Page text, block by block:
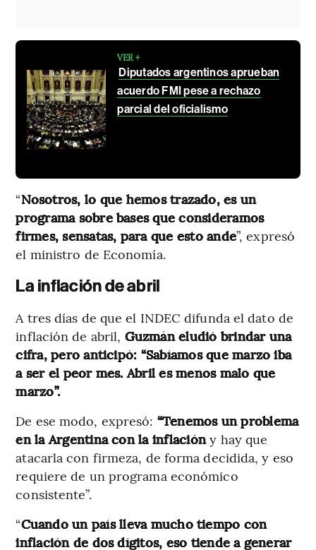
VER +
Diputados argentinos aprueban
acuerdo FMI pese a rechazo
parcial del oficialismo
“Nosotros, lo que hemos trazado, es un
programa sobre bases que consideramos
firmes, sensatas, para que esto ande”, expresó
el ministro de Economía.
La inflación de abril
A tres días de que el INDEC difunda el dato de
inflación de abril, Guzmán eludió brindar una
cifra, pero anticipó: “Sabíamos que marzo iba
a ser el peor mes. Abril es menos malo que
marzo”.
De ese modo, expresó: “Tenemos un problema
en la Argentina con la inflacióny hay que
atacarla con firmeza, de forma decidida, y eso
requiere de un programa económico
consistente”.
“Cuando un país lleva mucho tiempo con
inflación de dos dígitos, eso tiende a generar